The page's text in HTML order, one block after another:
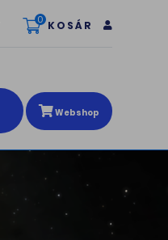
0 KOSÁR
Webshop